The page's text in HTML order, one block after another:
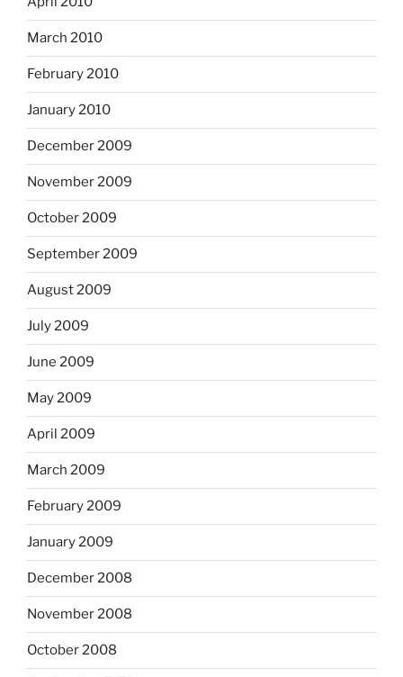
March 2010
February 2010
January 2010
December 2009
November 2009
October 2009
September 2009
August 2009
July 2009
June 2009
May 2009
April 2009
March 2009
February 2009
January 2009
December 2008
November 2008
October 2008